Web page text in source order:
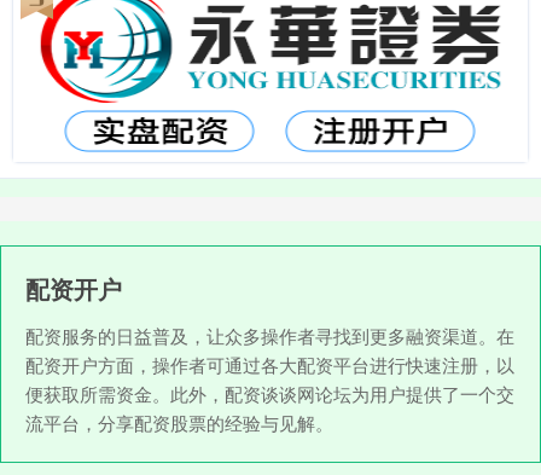
配资开户
配资服务的日益普及，让众多操作者寻找到更多融资渠道。在
配资开户方面，操作者可通过各大配资平台进行快速注册，以
便获取所需资金。此外，配资谈谈网论坛为用户提供了一个交
流平台，分享配资股票的经验与见解。